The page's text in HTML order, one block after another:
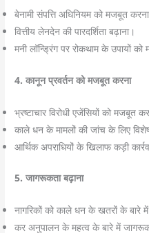
बेनामी संपत्ति अधिनियम को मजबूत
वित्तीय लेनदेन की पारदर्शिता बढ़ाना।
मनी लॉन्ड्रिंग पर रोकथाम के उपायों
4. कानून प्रवर्तन को मजबूत करना
भ्रष्टाचार विरोधी एजेंसियों को मजबूत
काले धन के मामलों की जांच के लिए
आर्थिक अपराधियों के खिलाफ कड़ी
5. जागरूकता बढ़ाना
नागरिकों को काले धन के खतरों के बारे में
कर अनुपालन के महत्व के बारे में